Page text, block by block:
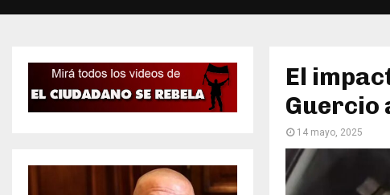
El
Guercio
14 mayo, 2025